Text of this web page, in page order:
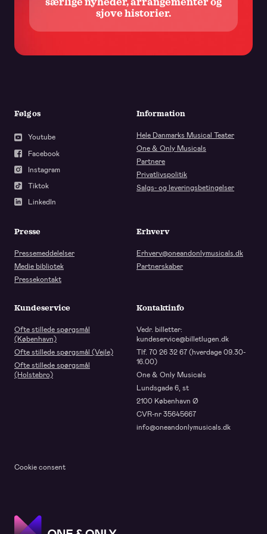
særlige nyheder, arrangementer og
sjove historier.
Følg os
Youtube
Facebook
Instagram
Tiktok
LinkedIn
Information
Hele Danmarks Musical Teater
One & Only Musicals
Partnere
Privatlivspolitik
Salgs- og leveringsbetingelser
Presse
Pressemeddelelser
Medie bibliotek
Pressekontakt
Erhverv
Erhverv@oneandonlymusicals.dk
Partnerskaber
Kundeservice
Ofte stillede spørgsmål
(København)
Ofte stillede spørgsmål (Vejle)
Ofte stillede spørgsmål
(Holstebro)
Kontaktinfo
Vedr. billetter:
kundeservice@billetlugen.dk
Tlf. 70 26 32 67 (hverdage 09.30-
16.00)
One & Only Musicals
Lundsgade 6, st
2100 København Ø
CVR-nr 35645667
info@oneandonlymusicals.dk
Cookie consent